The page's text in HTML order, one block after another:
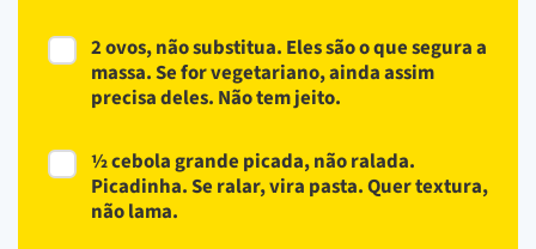
2 ovos, não substitua. Eles são o que segura a
massa. Se for vegetariano, ainda assim
precisa deles. Não tem jeito.
½ cebola grande picada, não ralada.
Picadinha. Se ralar, vira pasta. Quer textura,
não lama.